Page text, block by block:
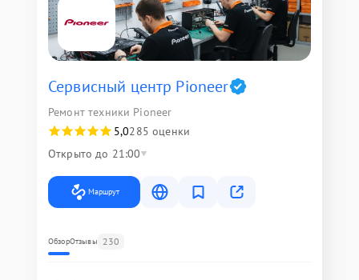
Сервисный центр Pioneer
Ремонт техники Pioneer
5,0285 оценки
Открыто до 21:00
Маршрут
ОбзорОтзывы 230